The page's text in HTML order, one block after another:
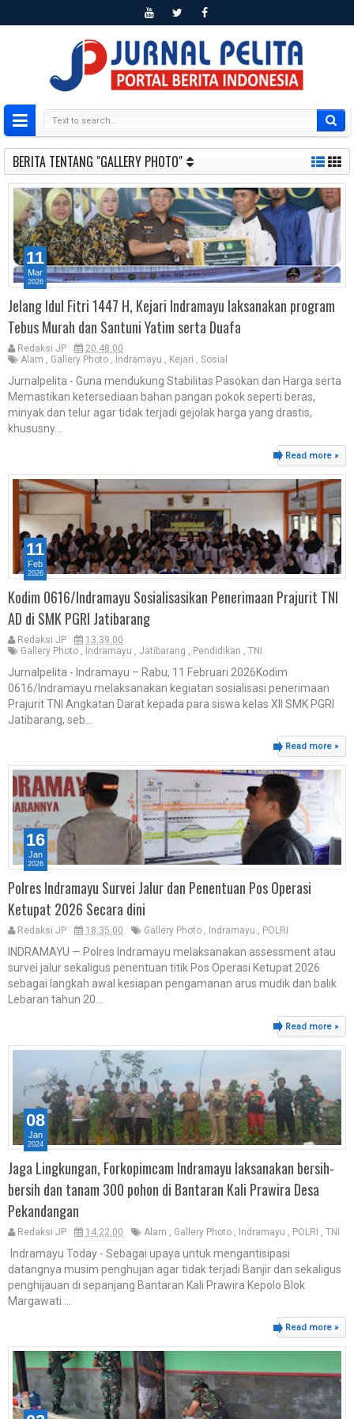
BERITA TENTANG "GALLERY PHOTO"
Jelang Idul Fitri 1447 H, Kejari Indramayu laksanakan program
Tebus Murah dan Santuni Yatim serta Duafa
Redaksi JP
20.48.00
Alam , Gallery Photo , Indramayu , Kejari , Sosial
Jurnalpelita - Guna mendukung Stabilitas Pasokan dan Harga serta
Memastikan ketersediaan bahan pangan pokok seperti beras,
minyak dan telur agar tidak terjadi gejolak harga yang drastis,
khususny...
Read more »
11
Mar
2026
Kodim 0616/Indramayu Sosialisasikan Penerimaan Prajurit TNI
AD di SMK PGRI Jatibarang
Redaksi JP
13.39.00
Gallery Photo
Indramayu Jatibarang Pendidikan TNI
Jurnalpelita - Indramayu – Rabu, 11 Februari 2026Kodim
0616/Indramayu melaksanakan kegiatan sosialisasi penerimaan
Prajurit TNI Angkatan Darat kepada para siswa kelas XII SMK PGRI
Jatibarang, seb...
Read more »
11
Feb
2026
Polres Indramayu Survei Jalur dan Penentuan Pos Operasi
Ketupat 2026 Secara dini
Redaksi JP 18.35.00 Gallery Photo , Indramayu , POLRI
INDRAMAYU — Polres Indramayu melaksanakan assessment atau
survei jalur sekaligus penentuan titik Pos Operasi Ketupat 2026
sebagai langkah awal kesiapan pengamanan arus mudik dan balik
Lebaran tahun 20...
Read more »
16
Jan
2026
Jaga Lingkungan, Forkopimcam Indramayu laksanakan bersih-
bersih dan tanam 300 pohon di Bantaran Kali Prawira Desa
Pekandangan
Redaksi JP 14.22.00 Alam Gallery Photo Indramayu POLRI TNI
Indramayu Today - Sebagai upaya untuk mengantisipasi
datangnya musim penghujan agar tidak terjadi Banjir dan sekaligus
penghijauan di sepanjang Bantaran Kali Prawira Kepolo Blok
Margawati ...
Read more »
08
Jan
2024